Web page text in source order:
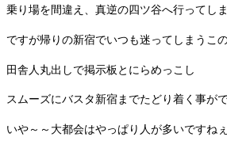
乗り場を間違え、真逆の四ツ谷へ行ってし
ですが帰りの新宿でいつも迷ってしまうこ
田舎人丸出しで掲示板とにらめっこし
スムーズにバスタ新宿までたどり着く事がで
いや～～大都会はやっぱり人が多いですね